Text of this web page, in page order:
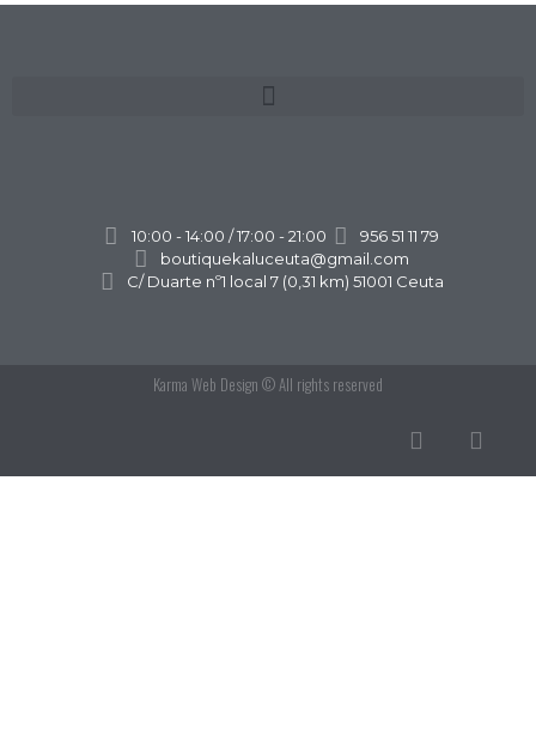
10:00 - 14:00 / 17:00 - 21:00
956 51 11 79
boutiquekaluceuta@gmail.com
C/ Duarte nº1 local 7 (0,31 km) 51001 Ceuta
Karma Web Design © All rights reserved